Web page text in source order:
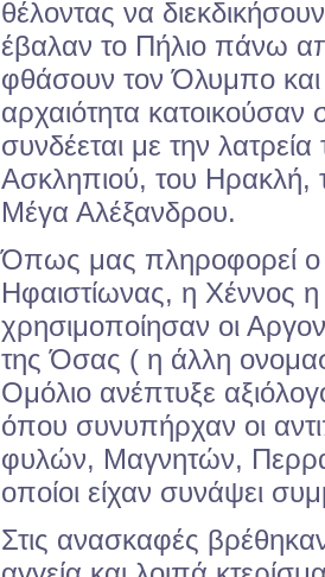
θέλοντας να
έβαλαν το Πήλιο πάνω
φθάσουν τον Όλυμπο και
αρχαιότητα κατοικούσαν
συνδέεται με την
Ασκληπιού, του Ηρακλή,
Μέγα Αλέξανδρου.
Όπως μας πληροφορεί ο
Ηφαιστίωνας, η Χέννος
χρησιμοποίησαν οι
της Όσας ( η άλλη
Ομόλιο ανέπτυξε
όπου συνυπήρχαν οι
φυλών, Μαγνητών,
οποίοι είχαν συνάψει
Στις ανασκαφές